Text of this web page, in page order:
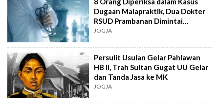
Dugaan Malapraktik, Dua Dokter
RSUD Prambanan Dimintai
Keterangan
JOGJA
Persulit Usulan Gelar Pahlawan
HB II, Trah Sultan Gugat UU Gelar
dan Tanda Jasa ke MK
JOGJA